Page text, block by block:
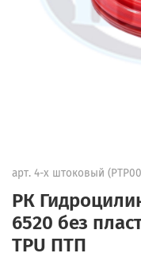
арт. 4-х штоковый
РК
6520 без
TPU ПТП